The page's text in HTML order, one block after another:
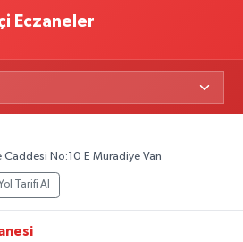
Eczaneler
No:10 E Muradiye Van
Tarifi Al